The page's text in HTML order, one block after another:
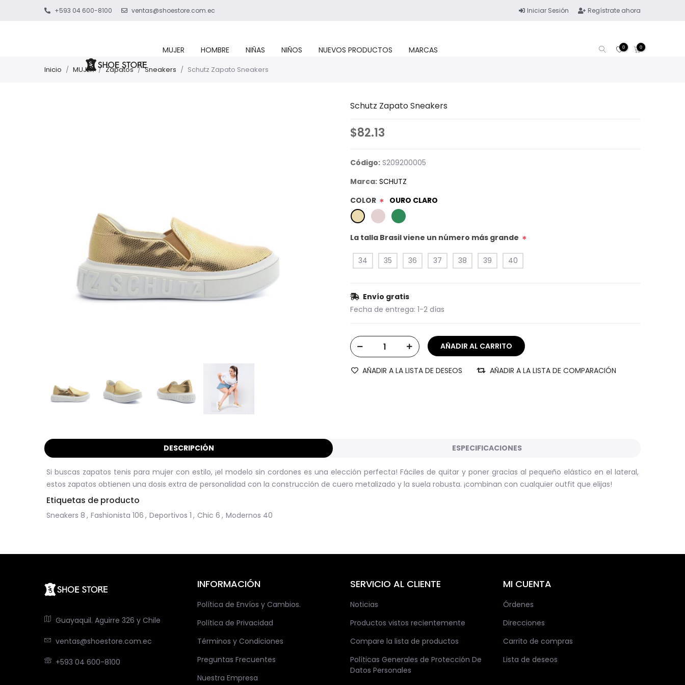
+593 04 600-8100 ventas@shoestore.com.ec Iniciar Sesión Regístrate ahora
MUJER HOMBRE NIÑAS NIÑOS NUEVOS PRODUCTOS MARCAS 0 0
Inicio / MUJER / Zapatos / Sneakers / Schutz Zapato Sneakers
Schutz Zapato Sneakers
$82.13
Código: S209200005
Marca: SCHUTZ
COLOR * OURO CLARO
La talla Brasil viene un número más grande *
34 35 36 37 38 39 40
Envío gratis
Fecha de entrega: 1-2 días
AÑADIR A LA LISTA DE DESEOS AÑADIR A LA LISTA DE COMPARACIÓN
DESCRIPCIÓN ESPECIFICACIONES
Si buscas zapatos tenis para mujer con estilo, ¡el modelo sin cordones es una elección perfecta! Fáciles de quitar y poner gracias al pequeño elástico en el lateral,
estos zapatos obtienen una dosis extra de personalidad con la construcción de cuero metalizado y la suela robusta. ¡combinan con cualquier outfit que elijas!
Etiquetas de producto
Sneakers 8 , Fashionista 106 , Deportivos 1 , Chic 6 , Modernos 40
Guayaquil. Aguirre 326 y Chile
ventas@shoestore.com.ec
+593 04 600-8100
INFORMACIÓN
Política de Envíos y Cambios.
Política de Privacidad
Términos y Condiciones
Preguntas Frecuentes
Nuestra Empresa
SERVICIO AL CLIENTE
Noticias
Productos vistos recientemente
Compare la lista de productos
Políticas Generales de Protección De
Datos Personales
MI CUENTA
Órdenes
Direcciones
Carrito de compras
Lista de deseos